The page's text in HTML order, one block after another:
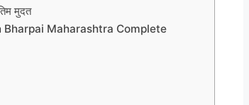
मुदत
Bharpai Maharashtra Complete